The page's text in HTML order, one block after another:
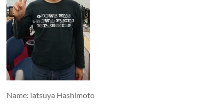
Name:Tatsuya Hashimoto